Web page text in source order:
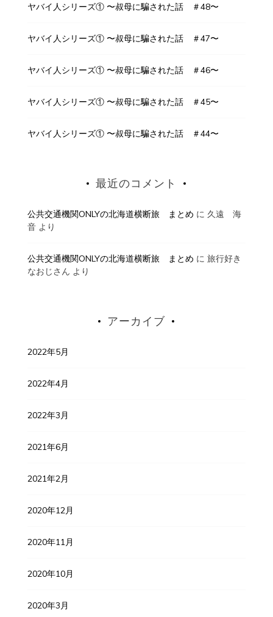
ヤバイ人シリーズ① 〜叔母に騙された話 ＃48〜
ヤバイ人シリーズ① 〜叔母に騙された話 ＃47〜
ヤバイ人シリーズ① 〜叔母に騙された話 ＃46〜
ヤバイ人シリーズ① 〜叔母に騙された話 ＃45〜
ヤバイ人シリーズ① 〜叔母に騙された話 ＃44〜
最近のコメント
公共交通機関ONLYの北海道横断旅 まとめ に 久遠 海
音より
公共交通機関ONLYの北海道横断旅 まとめ に 旅行好き
なおじさん より
アーカイブ
2022年5月
2022年4月
2022年3月
2021年6月
2021年2月
2020年12月
2020年11月
2020年10月
2020年3月